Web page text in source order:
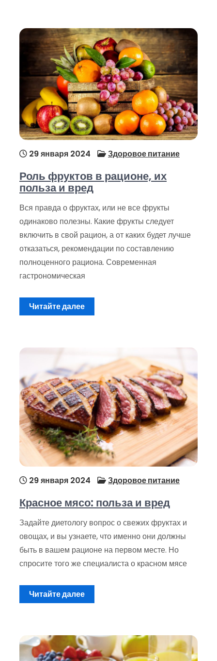
29 января 2024 Здоровое питание
Роль фруктов в рационе, их
польза и вред
Вся правда о фруктах, или не все фрукты
одинаково полезны. Какие фрукты следует
включить в свой рацион, а от каких будет лучше
отказаться, рекомендации по составлению
полноценного рациона. Современная
гастрономическая
Читайте далее
29 января 2024 Здоровое питание
Красное мясо: польза и вред
Задайте диетологу вопрос о свежих фруктах и
овощах, и вы узнаете, что именно они должны
быть в вашем рационе на первом месте. Но
спросите того же специалиста о красном мясе
Читайте далее